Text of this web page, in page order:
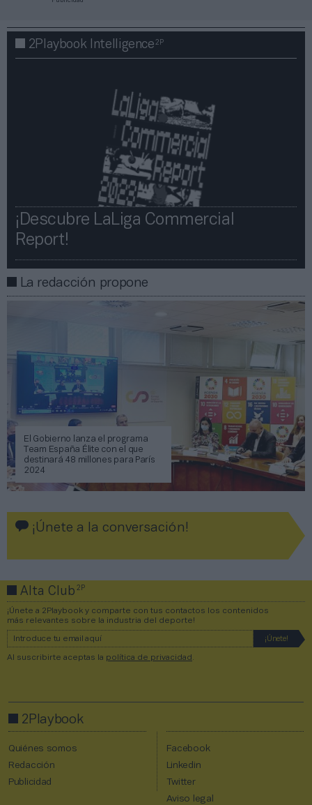
2Playbook Intelligence2P
¡Descubre LaLiga Commercial
Report!​​
La redacción propone
El Gobierno lanza el programa
Team España Élite con el que
destinará 48 millones para París
2024
¡Únete a la conversación!
Alta Club2P
¡Únete a 2Playbook y comparte con tus contactos los contenidos
más relevantes sobre la industria del deporte!
Al suscribirte aceptas la política de privacidad
2Playbook
Quiénes somos
Redacción
Publicidad
Facebook
Linkedin
Twitter
Aviso legal